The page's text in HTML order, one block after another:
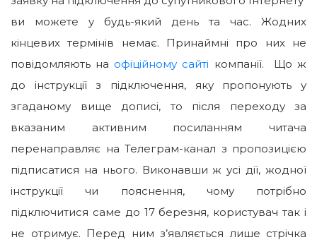
ви можете у будь-який день та час. Жодних
кінцевих термінів немає. Принаймні про них не
повідомляють на офіційному сайті компанії. Що ж
до інструкції з підключення, яку пропонують у
згаданому вище дописі, то після переходу за
вказаним активним посиланням читача
перенаправляє на Телеграм-канал з пропозицією
підписатися на нього. Виконавши ж усі дії, жодної
інструкції чи пояснення, чому потрібно
підключитися саме до 17 березня, користувач так і
не отримує. Перед ним з’являється лише стрічка